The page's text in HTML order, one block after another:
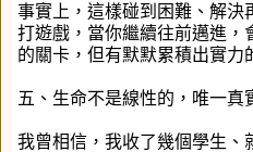
事實上，這樣碰到困難、解決
打遊戲，當你繼續往前邁進，
的關卡，但有默默累積出實
五、生命不是線性的，唯一真
我曾相信，我收了幾個學生、